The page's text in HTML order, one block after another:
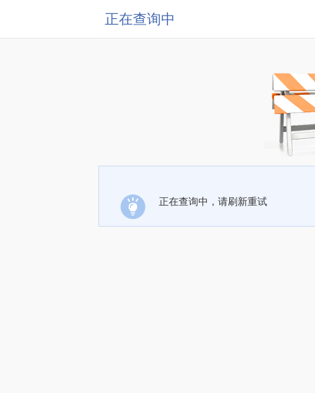
正在查询中
正在查询中，请刷新重试